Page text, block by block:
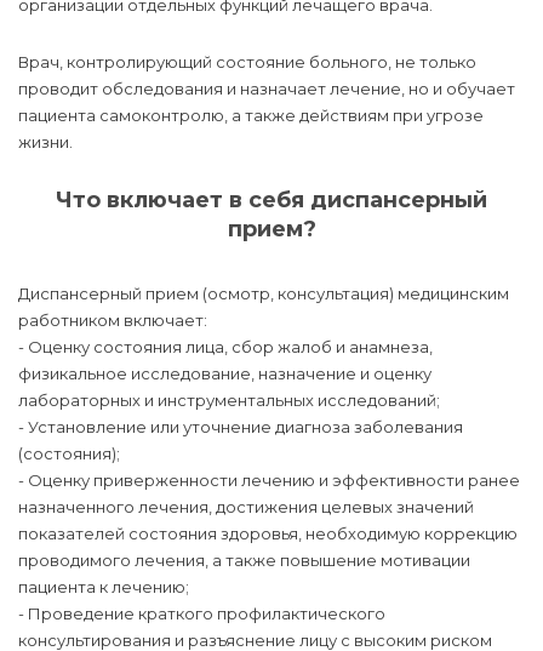
организации отдельных функций лечащего врача.
Врач, контролирующий состояние больного, не только
проводит обследования и назначает лечение, но и обучает
пациента самоконтролю, а также действиям при угрозе
жизни.
Что включает в себя диспансерный
прием?
Диспансерный прием (осмотр, консультация) медицинским
работником включает:
- Оценку состояния лица, сбор жалоб и анамнеза,
физикальное исследование, назначение и оценку
лабораторных и инструментальных исследований;
- Установление или уточнение диагноза заболевания
(состояния);
- Оценку приверженности лечению и эффективности ранее
назначенного лечения, достижения целевых значений
показателей состояния здоровья, необходимую коррекцию
проводимого лечения, а также повышение мотивации
пациента к лечению;
- Проведение краткого профилактического
консультирования и разъяснение лицу с высоким риском